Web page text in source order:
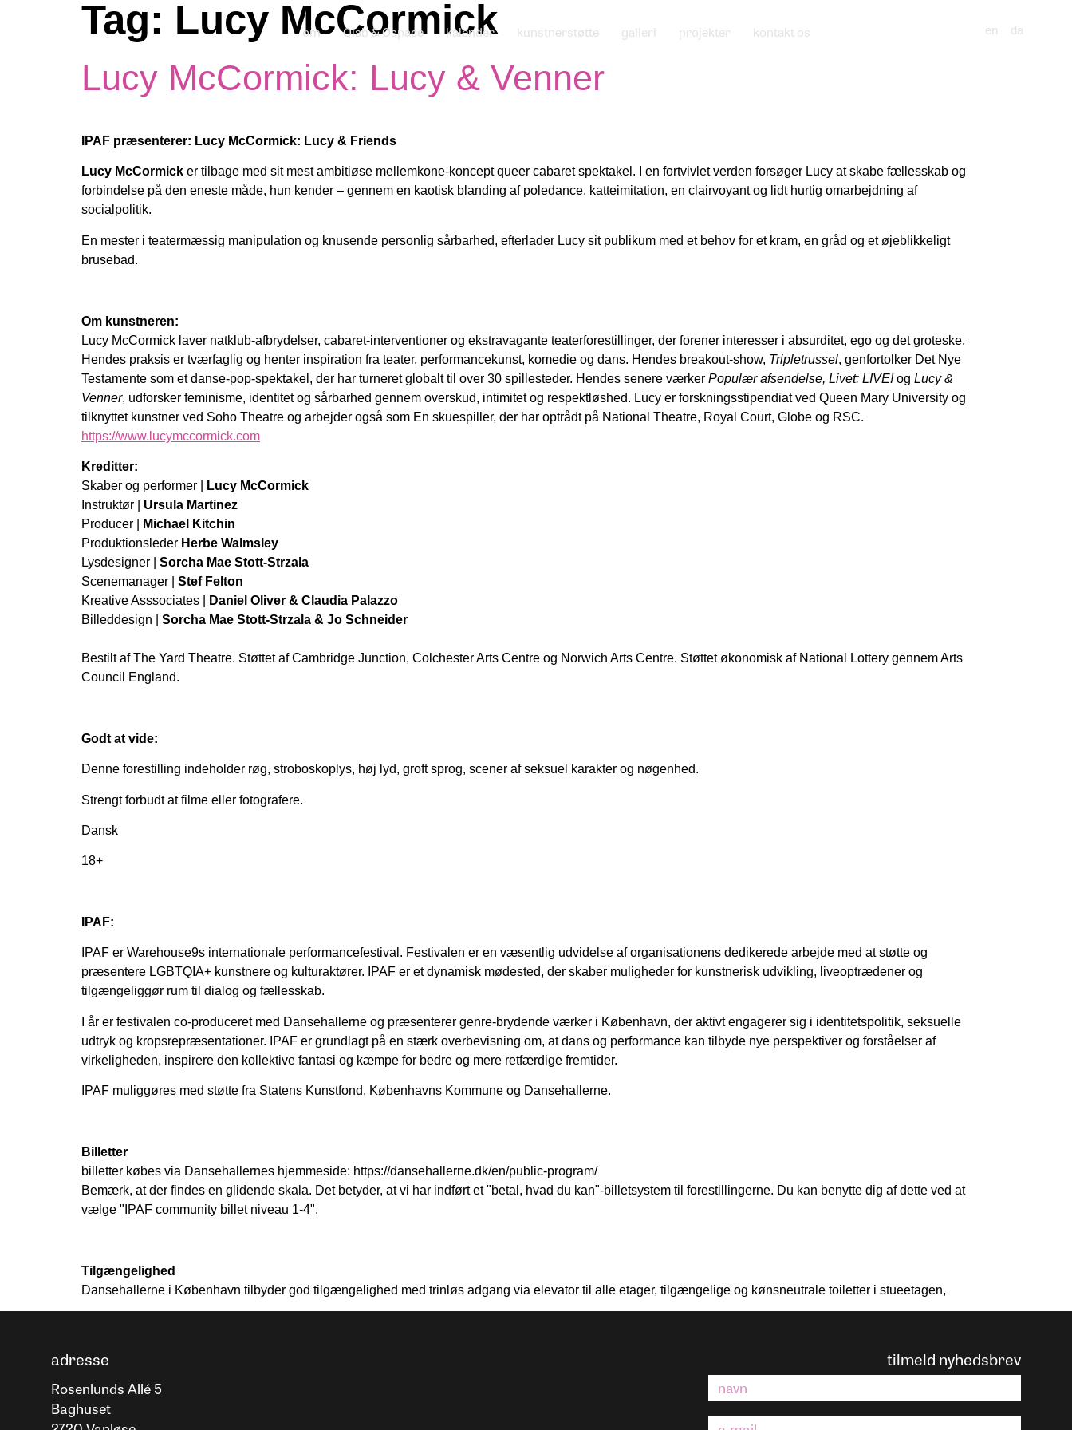
om Qlab & Qspace kalender kunstnerstøtte galleri projekter kontakt os en da
Tag: Lucy McCormick
Lucy McCormick: Lucy & Venner
IPAF præsenterer: Lucy McCormick: Lucy & Friends
Lucy McCormick er tilbage med sit mest ambitiøse mellemkone-konceptqueer cabaret spektakel. I en fortvivlet verden forsøger Lucy at skabe fællesskab og
forbindelse på den eneste måde, hun kender – gennem en kaotisk blanding af poledance, katteimitation, en clairvoyant og lidt hurtig omarbejdning af
socialpolitik.
En mester i teatermæssig manipulation og knusende personlig sårbarhed, efterlader Lucy sit publikum med et behov for et kram, en gråd og et øjeblikkeligt
brusebad.
Om kunstneren:
Lucy McCormick laver natklub-afbrydelser, cabaret-interventioner og ekstravagante teaterforestillinger, der forener interesser i absurditet, ego og det groteske.
Hendes praksis er tværfaglig og henter inspiration fra teater, performancekunst, komedie og dans. Hendes breakout-show, Tripletrussel, genfortolker Det Nye
Testamente som et danse-pop-spektakel, der har turneret globalt til over 30 spillesteder. Hendes senere værker Populær afsendelse, Livet: LIVE!og Lucy &
Venner, udforsker feminisme, identitet og sårbarhed gennem overskud, intimitet og respektløshed. Lucy er forskningsstipendiat ved Queen Mary University og
tilknyttet kunstner ved Soho Theatre og arbejder også som En skuespiller, der har optrådt på National Theatre, Royal Court, Globe og RSC.
https://www.lucymccormick.com
Kreditter:
Skaber og performer |
Lucy McCormick
Instruktør | Ursula Martinez
Producer |
Michael Kitchin
Produktionsleder Herbe Walmsley
Lysdesigner | Sorcha Mae Stott-Strzala
Scenemanager |
Stef Felton
Kreative Asssociates |
Daniel Oliver & Claudia Palazzo
Billeddesign | Sorcha Mae Stott-Strzala & Jo Schneider
Bestilt af The Yard Theatre. Støttet af Cambridge Junction, Colchester Arts Centre og Norwich Arts Centre. Støttet økonomisk af National Lottery gennem Arts
Council England.
Godt at vide:
Denne forestilling indeholder røg, stroboskoplys, høj lyd, groft sprog, scener af seksuel karakter og nøgenhed.
Strengt forbudt at filme eller fotografere.
Dansk
18+
IPAF:
IPAF er Warehouse9s internationale performancefestival. Festivalen er en væsentlig udvidelse af organisationens dedikerede arbejde med at støtte og
præsentere LGBTQIA+ kunstnere og kulturaktører. IPAF er et dynamisk mødested, der skaber muligheder for kunstnerisk udvikling, liveoptrædener og
tilgængeliggør rum til dialog og fællesskab.
I år er festivalen co-produceret med Dansehallerne og præsenterer genre-brydende værker i København, der aktivt engagerer sig i identitetspolitik, seksuelle
udtryk og kropsrepræsentationer. IPAF er grundlagt på en stærk overbevisning om, at dans og performance kan tilbyde nye perspektiver og forståelser af
virkeligheden, inspirere den kollektive fantasi og kæmpe for bedre og mere retfærdige fremtider.
IPAF muliggøres med støtte fra Statens Kunstfond, Københavns Kommune og Dansehallerne.
Billetter
billetter købes via Dansehallernes hjemmeside: https://dansehallerne.dk/en/public-program/
Bemærk, at der findes en glidende skala. Det betyder, at vi har indført et "betal, hvad du kan"-billetsystem til forestillingerne. Du kan benytte dig af dette ved at
vælge "IPAF community billet niveau 1-4".
Tilgængelighed
Dansehallerne i København tilbyder god tilgængelighed med trinløs adgang via elevator til alle etager, tilgængelige og kønsneutrale toiletter i stueetagen,
adresse
Rosenlunds Allé 5
Baghuset
tilmeld nyhedsbrev